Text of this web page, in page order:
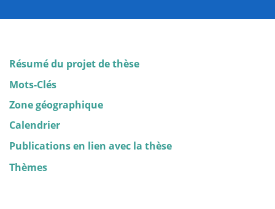
Résumé du projet de thèse
Mots-Clés
Zone géographique
Calendrier
Publications en lien avec la thèse
Thèmes